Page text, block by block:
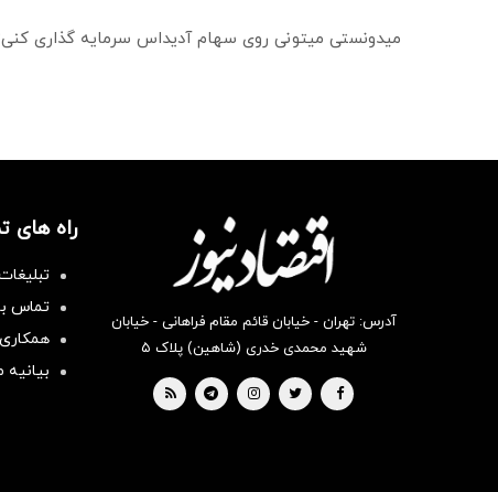
میدونستی میتونی روی سهام آدیداس سرمایه گذاری
آدرس: تهران - خیابان قائم مقام فراهانی - خیابان
شهید محمدی خدری (شاهین) پلاک ۵
راه های
تماس
همکاری